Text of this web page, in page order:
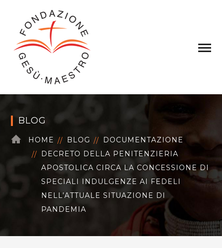
BLOG
HOME BLOG
DOCUMENTAZIONE
DECRETO DELLA PENITENZIERIA
APOSTOLICA CIRCA LA CONCESSIONE DI
SPECIALI INDULGENZE AI FEDELI
NELL’ATTUALE SITUAZIONE DI
PANDEMIA